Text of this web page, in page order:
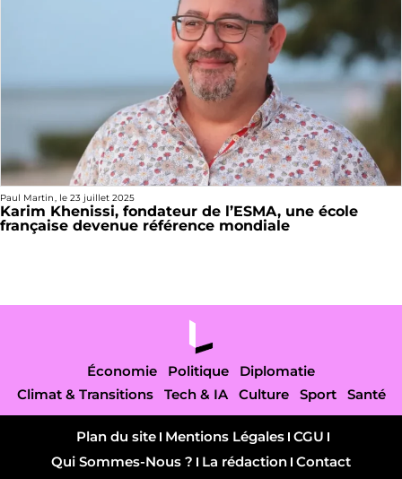
Paul Martin, le 23 juillet 2025
Karim Khenissi, fondateur de l’ESMA, une école
française devenue référence mondiale
Économie Politique
Diplomatie
Climat & Transitions
Tech & IA Culture Sport Santé
Plan du site Mentions Légales CGU
Qui Sommes-Nous ?
La rédaction Contact